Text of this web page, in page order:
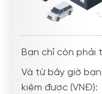
Bạn chỉ còn phải
Và từ bây giờ
kiệm được (VNĐ):